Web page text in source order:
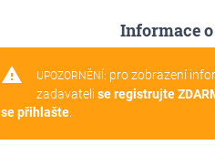
Informace
warning UPOZORNĚNÍ: pro zobrazení
zadavateli se registrujte
se přihlašte.